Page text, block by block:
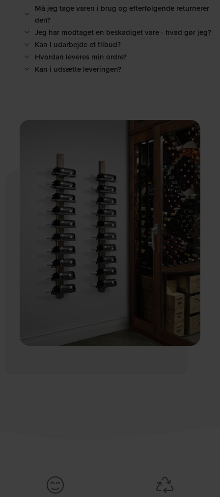
Må jeg tage varen i brug og efterfølgende returnerer
den?
Jeg har modtaget en beskadiget vare - hvad gør jeg?
Kan I udarbejde et tilbud?
Hvordan leveres min ordre?
Kan i udsætte leveringen?